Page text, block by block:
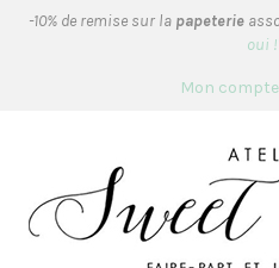
-10% de remise sur la papeterie
oui
Mon compte